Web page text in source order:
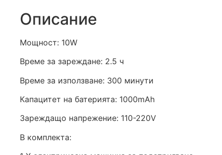
Описание
Мощност: 10W
Време за зареждане: 2.5 ч
Време за използване: 300 минути
Капацитет на батерията: 1000mAh
Зареждащо напрежение: 110-220V
В комплекта: